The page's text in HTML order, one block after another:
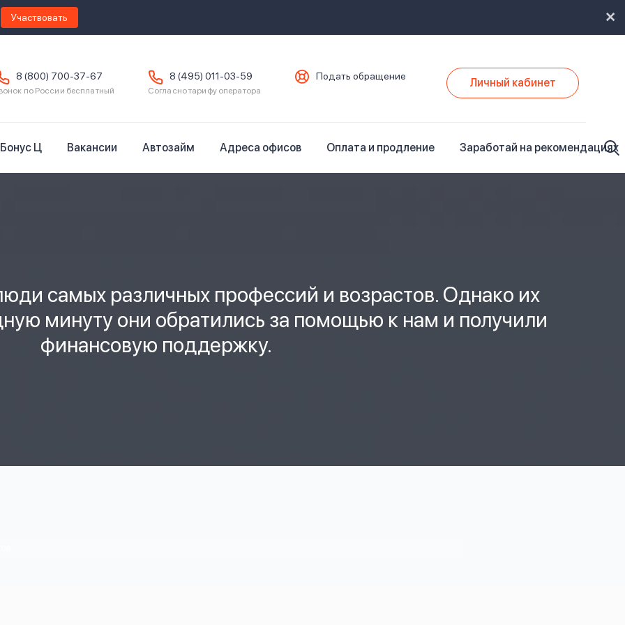
Участвовать
8 (800) 700-37-67
по России бесплатный
8 (495) 011-03-59
Согласно тарифу оператора
Подать обращение Личный кабинет
Бонус Ц Вакансии Автозайм Адреса офисов Оплата и продление Заработай на рекомендациях
самых различных профессий и возрастов. Однако их
минуту они обратились за помощью к нам и получили
финансовую поддержку.